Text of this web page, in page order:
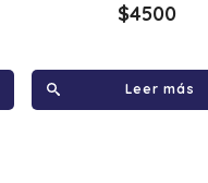
$4500
Leer más